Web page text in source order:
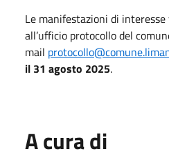
Le manifestazioni di
all’ufficio protocollo del
mail
il 31 agosto 2025.
A cura di